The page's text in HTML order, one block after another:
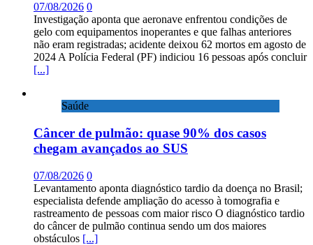
07/08/2026 0
Investigação aponta que aeronave enfrentou condições de
gelo com equipamentos inoperantes e que falhas anteriores
não eram registradas; acidente deixou 62 mortos em agosto de
2024 A Polícia Federal (PF) indiciou 16 pessoas após concluir
[...]
Saúde
Câncer de pulmão: quase 90% dos casos
chegam avançados ao SUS
07/08/2026 0
Levantamento aponta diagnóstico tardio da doença no Brasil;
especialista defende ampliação do acesso à tomografia e
rastreamento de pessoas com maior risco O diagnóstico tardio
do câncer de pulmão continua sendo um dos maiores
obstáculos [...]